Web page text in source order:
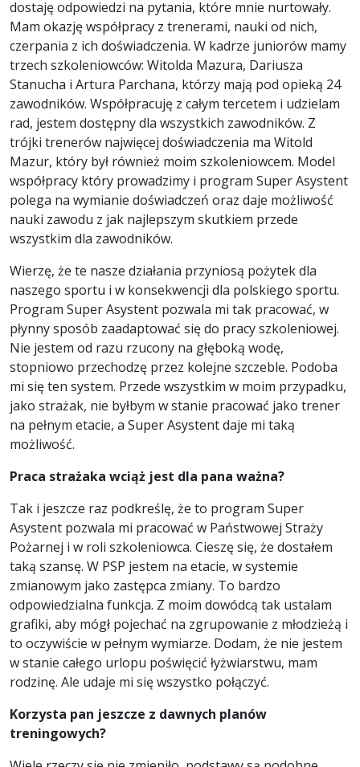
dostaję odpowiedzi na pytania, które mnie nurtowały.
Mam okazję współpracy z trenerami, nauki od nich,
czerpania z ich doświadczenia. W kadrze juniorów mamy
trzech szkoleniowców: Witolda Mazura, Dariusza
Stanucha i Artura Parchana, którzy mają pod opieką 24
zawodników. Współpracuję z całym tercetem i udzielam
rad, jestem dostępny dla wszystkich zawodników. Z
trójki trenerów najwięcej doświadczenia ma Witold
Mazur, który był również moim szkoleniowcem. Model
współpracy który prowadzimy i program Super Asystent
polega na wymianie doświadczeń oraz daje możliwość
nauki zawodu z jak najlepszym skutkiem przede
wszystkim dla zawodników.
Wierzę, że te nasze działania przyniosą pożytek dla
naszego sportu i w konsekwencji dla polskiego sportu.
Program Super Asystent pozwala mi tak pracować, w
płynny sposób zaadaptować się do pracy szkoleniowej.
Nie jestem od razu rzucony na głęboką wodę,
stopniowo przechodzę przez kolejne szczeble. Podoba
mi się ten system. Przede wszystkim w moim przypadku,
jako strażak, nie byłbym w stanie pracować jako trener
na pełnym etacie, a Super Asystent daje mi taką
możliwość.
Praca strażaka wciąż jest dla pana ważna?
Tak i jeszcze raz podkreślę, że to program Super
Asystent pozwala mi pracować w Państwowej Straży
Pożarnej i w roli szkoleniowca. Cieszę się, że dostałem
taką szansę. W PSP jestem na etacie, w systemie
zmianowym jako zastępca zmiany. To bardzo
odpowiedzialna funkcja. Z moim dowódcą tak ustalam
grafiki, aby mógł pojechać na zgrupowanie z młodzieżą i
to oczywiście w pełnym wymiarze. Dodam, że nie jestem
w stanie całego urlopu poświęcić łyżwiarstwu, mam
rodzinę. Ale udaje mi się wszystko połączyć.
Korzysta pan jeszcze z dawnych planów
treningowych?